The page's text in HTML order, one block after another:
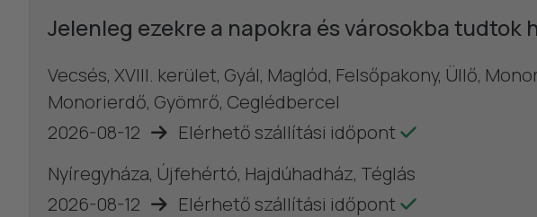
Jelenleg ezekre a napokra és városokba tudtok
Vecsés, XVIII. kerület, Gyál, Maglód, Felsőpakony, Üllő,
Monorierdő, Gyömrő, Ceglédbercel
2026-08-12
Elérhető szállítási időpont
Nyíregyháza, Újfehértó, Hajdúhadház, Téglás
2026-08-12
Elérhető szállítási időpont